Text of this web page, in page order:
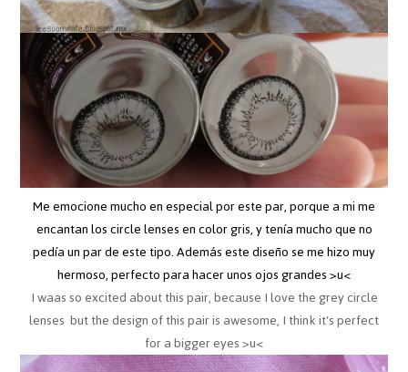
Me emocione mucho en especial por este par, porque a mi me
encantan los circle lenses en color gris, y tenía mucho que no
pedía un par de este tipo. Además este diseño se me hizo muy
hermoso, perfecto para hacer unos ojos grandes >u<
I waas so excited about this pair, because I love the grey circle
lenses but the design of this pair is awesome, I think it's perfect
for a bigger eyes >u<